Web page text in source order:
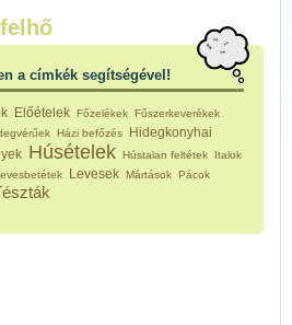
főzelékek
feltétek
ételek
készítmények
sült tészták
a címkék segítségével!
Előételek Főzelékek Fűszerkeverékek
Házi befőzés
Hidegkonyhai
Húsételek Hústalan feltétek Italok
Levesek Mártások Pácok